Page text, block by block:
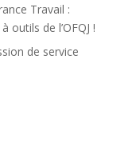
Travail :
outils de l’OFQJ !
de service